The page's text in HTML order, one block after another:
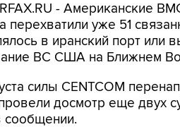
- Американские
уже 51
в иранский порт или
ВС США на Ближнем
силы CENTCOM
досмотр еще двух
сообщении.